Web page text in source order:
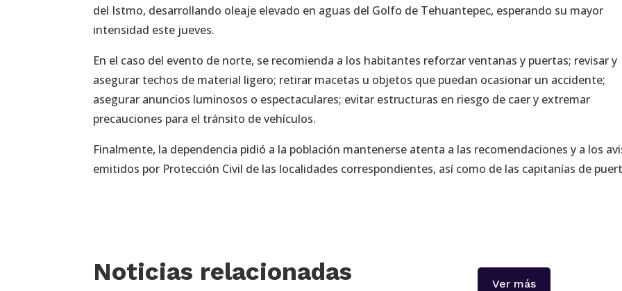
del Istmo, desarrollando oleaje elevado en aguas del Golfo de Tehuantepec, esperando su mayor
intensidad este jueves.
En el caso del evento de norte, se recomienda a los habitantes reforzar ventanas y puertas; revisar y
asegurar techos de material ligero; retirar macetas u objetos que puedan ocasionar un accidente;
asegurar anuncios luminosos o espectaculares; evitar estructuras en riesgo de caer y extremar
precauciones para el tránsito de vehículos.
Finalmente, la dependencia pidió a la población mantenerse atenta a las recomendaciones y a los
emitidos por Protección Civil de las localidades correspondientes, así como de las capitanías de
Noticias relacionadas Ver más